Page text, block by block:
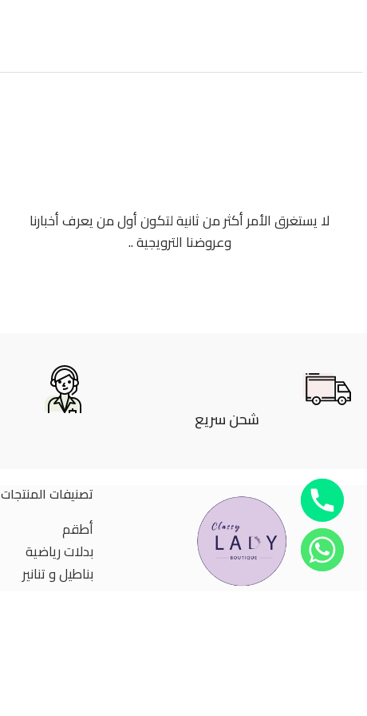
لا يستغرق الأمر أكثر من ثانية لتكون أول من يعرف أخبارنا
وعروضنا الترويجية ..
شحن سريع
تصنيفات المنتجات
أطقم
بدلات رياضية
بناطيل و تنانير